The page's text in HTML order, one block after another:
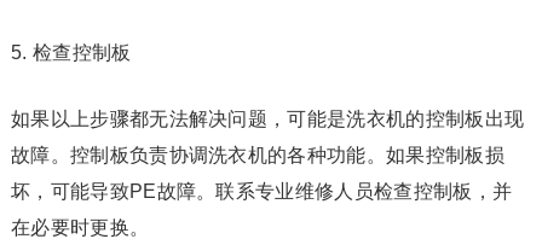
5. 检查控制板
如果以上步骤都无法解决问题，可能是洗衣机的控制板出现
故障。控制板负责协调洗衣机的各种功能。如果控制板损
坏，可能导致PE故障。联系专业维修人员检查控制板，并
在必要时更换。